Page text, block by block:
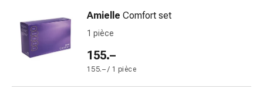
et
accessoires
Nettoyeur
Mouchoirs
Amielle Comfort set
1 pièce
155.–
155.– / 1 pièce